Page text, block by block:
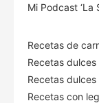
Mi Podcast ‘La
Recetas de
Recetas
Recetas
Recetas con